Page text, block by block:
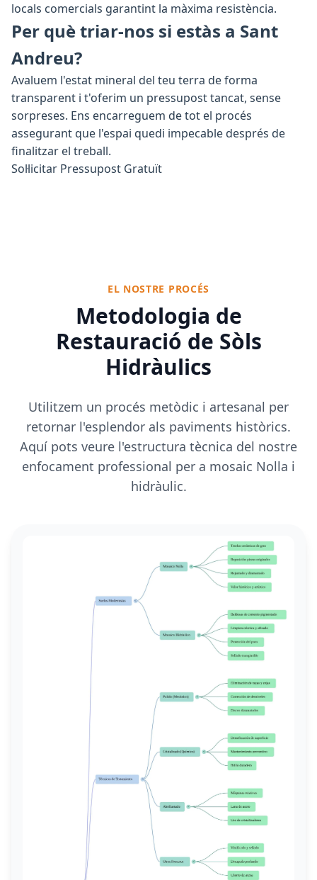
locals comercials garantint la màxima resistència.
Per què triar-nos si estàs a Sant
Andreu?
Avaluem l'estat mineral del teu terra de forma
transparent i t'oferim un pressupost tancat, sense
sorpreses. Ens encarreguem de tot el procés
assegurant que l'espai quedi impecable després de
finalitzar el treball.
Sol·licitar Pressupost Gratuït
EL NOSTRE PROCÉS
Metodologia de
Restauració de Sòls
Hidràulics
Utilitzem un procés metòdic i artesanal per
retornar l'esplendor als paviments històrics.
Aquí pots veure l'estructura tècnica del nostre
enfocament professional per a mosaic Nolla i
hidràulic.